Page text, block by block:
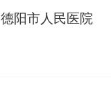
德阳市人民医院